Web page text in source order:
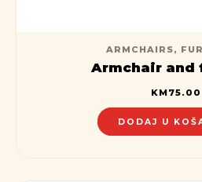
ARMCHAIRS,
Armchair and
KM75.00
DODAJ U